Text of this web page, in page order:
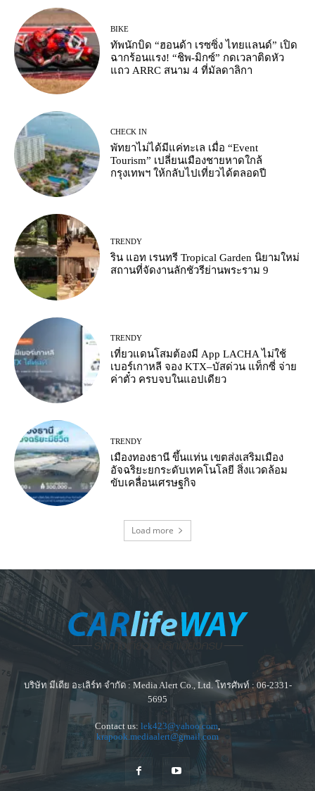
BIKE
ทัพนักบิด “ฮอนด้า เรซซิ่ง ไทยแลนด์” เปิด
ฉากร้อนแรง! “ชิพ-มิกซ์” กดเวลาติดหัว
แถว ARRC สนาม 4 ที่มัลดาลิกา
CHECK IN
พัทยาไม่ได้มีแค่ทะเล เมื่อ “Event
Tourism” เปลี่ยนเมืองชายหาดใกล้
กรุงเทพฯ ให้กลับไปเที่ยวได้ตลอดปี
TRENDY
ริน แอท เรนทรี Tropical Garden นิยามใหม่
สถานที่จัดงานลักชัวรีย่านพระราม 9
TRENDY
เที่ยวแดนโสมต้องมี App LACHA ไม่ใช้
เบอร์เกาหลี จอง KTX–บัสด่วน แท็กซี่ จ่าย
ค่าตั๋ว ครบจบในแอปเดียว
TRENDY
เมืองทองธานี ขึ้นแท่น เขตส่งเสริมเมือง
อัจฉริยะยกระดับเทคโนโลยี สิ่งแวดล้อม
ขับเคลื่อนเศรษฐกิจ
Load more
บริษัท มีเดีย อะเลิร์ท จำกัด : Media Alert Co., Ltd. โทรศัพท์ : 06-2331-
5695
Contact us: lek423@yahoo.com,
krapook.mediaalert@gmail.com